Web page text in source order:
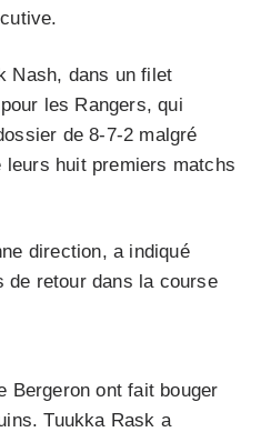
Nash, dans un filet
les Rangers, qui
de 8-7-2 malgré
leurs huit premiers matchs
direction, a indiqué
de retour dans la course
Bergeron ont fait bouger
Tuukka Rask a